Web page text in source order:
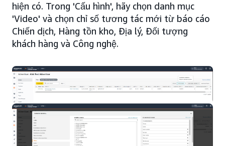
hiện có. Trong 'Cấu hình', hãy chọn danh mục
'Video' và chọn chỉ số tương tác mới từ báo cáo
Chiến dịch, Hàng tồn kho, Địa lý, Đối tượng
khách hàng và Công nghệ.